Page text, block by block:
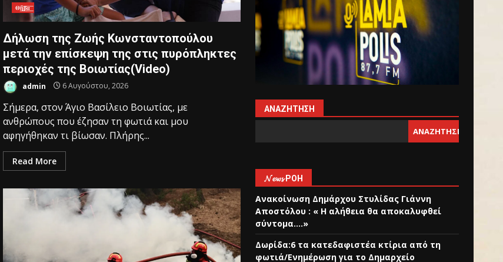
Θ͟͞ή͟͞β͟͞α͟͞
Δήλωση της Ζωής Κωνσταντοπούλου
μετά την επίσκεψη της στις πυρόπληκτες
περιοχές της Βοιωτίας(Video)
admin 6 Αυγούστου, 2026
Σήμερα, στον Άγιο Βασίλειο Βοιωτίας, με
ανθρώπους που έζησαν τη φωτιά και μου
αφηγήθηκαν τι βίωσαν. Πλήρης...
Read More
ΑΝΑΖΉΤΗΣΗ
ΑΝΑΖΉΤΗΣΗ
𝓝𝓮𝔀𝓼 ΡΟΉ
Ανακοίνωση Δημάρχου Στυλίδας Γιάννη
Αποστόλου : « Η αλήθεια θα αποκαλυφθεί
σύντομα….»
Δωρίδα:6 τα κατεδαφιστέα κτίρια από τη
φωτιά/Ενημέρωση για το Δημαρχείο